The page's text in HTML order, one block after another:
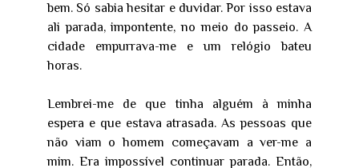
bem. Só sabia hesitar e duvidar. Por isso estava
ali parada, impontente, no meio do passeio. A
cidade empurrava-me e um relógio bateu
horas.
Lembrei-me de que tinha alguém à minha
espera e que estava atrasada. As pessoas que
não viam o homem começavam a ver-me a
mim. Era impossível continuar parada. Então,